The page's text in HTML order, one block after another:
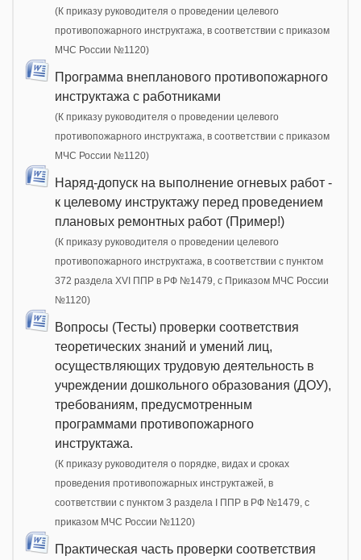
(К приказу руководителя о проведении целевого
противопожарного инструктажа, в соответствии с приказом
МЧС России №1120)
Программа внепланового противопожарного
инструктажа с работниками
(К приказу руководителя о проведении целевого
противопожарного инструктажа, в соответствии с приказом
МЧС России №1120)
Наряд-допуск на выполнение огневых работ -
к целевому инструктажу перед проведением
плановых ремонтных работ (Пример!)
(К приказу руководителя о проведении целевого
противопожарного инструктажа, в соответствии с пунктом
372 раздела XVI ППР в РФ №1479, c Приказом МЧС России
№1120)
Вопросы (Тесты) проверки соответствия
теоретических знаний и умений лиц,
осуществляющих трудовую деятельность в
учреждении дошкольного образования (ДОУ),
требованиям, предусмотренным
программами противопожарного
инструктажа.
(К приказу руководителя о порядке, видах и сроках
проведения противопожарных инструктажей, в
соответствии с пунктом 3 раздела I ППР в РФ №1479, с
приказом МЧС России №1120)
Практическая часть проверки соответствия